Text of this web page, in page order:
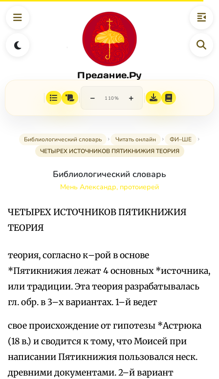
Предание.Ру
− 110% +
Библиологический словарь Читать онлайн
ФИ–ШЕ
ЧЕТЫРЕХ ИСТОЧНИКОВ ПЯТИКНИЖИЯ ТЕОРИЯ
Библиологический словарь
Мень Александр, протоиерей
ЧЕТЫРЕХ ИСТОЧНИКОВ ПЯТИКНИЖИЯ
ТЕОРИЯ
теория, согласно к–рой в основе
*Пятикнижия лежат 4 основных *источника,
или традиции. Эта теория разрабатывалась
гл. обр. в 3–х вариантах. 1–й ведет
свое происхождение от гипотезы *Астрюка
(18 в.) и сводится к тому, что Моисей при
написании Пятикнижия пользовался неск.
древними документами. 2–й вариант